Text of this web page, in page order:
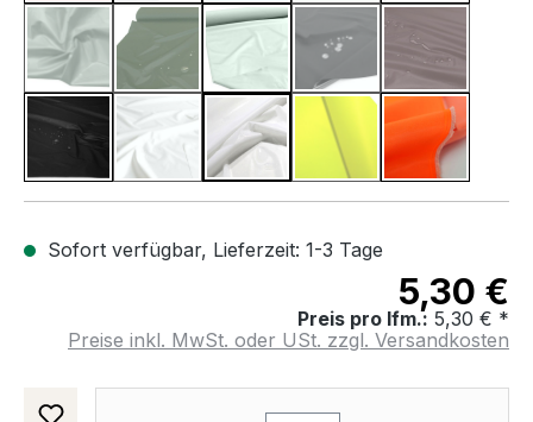
Zink Grau
(Diese Option ist zurzeit nicht verfügbar.)
Oliv Khaki
(Diese Option ist zurzeit nicht verfügbar.)
Hell Grau Dunkel Grau
(Diese Option ist
Dunkel
(Diese
Schwarz Weiß
(Diese Option ist zurzeit nicht verfügbar.)
TransparentNeon Gelb
(Diese Option ist zurzeit
Neon Hell
Sofort verfügbar, Lieferzeit: 1-3 Tage
5,30 €
Preis pro lfm.: 5,30 € *
Preise inkl. MwSt. oder USt. zzgl. Versandkosten